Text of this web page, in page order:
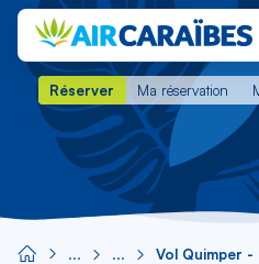
Réserver Ma réservation
Réserver Ma réservation
Vol Quimper